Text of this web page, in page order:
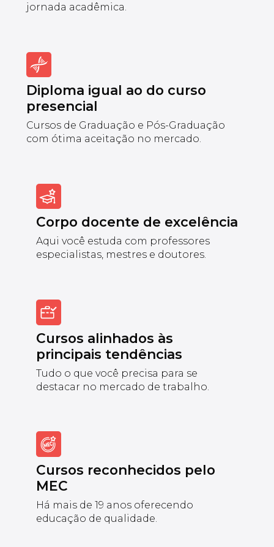
jornada acadêmica.
Diploma igual ao do curso
presencial
Cursos de Graduação e Pós-Graduação
com ótima aceitação no mercado.
Corpo docente de excelência
Aqui você estuda com professores
especialistas, mestres e doutores.
Cursos alinhados às
principais tendências
Tudo o que você precisa para se
destacar no mercado de trabalho.
Cursos reconhecidos pelo
MEC
Há mais de 19 anos oferecendo
educação de qualidade.